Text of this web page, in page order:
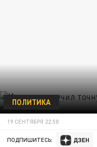
ПОЛИТИКА
19 СЕНТЯБРЯ 22:58
ПОДПИШИТЕСЬ: